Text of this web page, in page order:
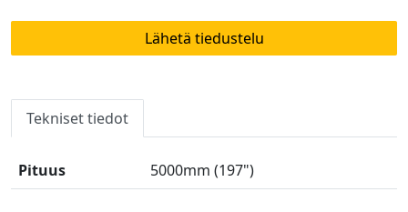
Lähetä tiedustelu
Tekniset tiedot
Pituus 5000mm (197")